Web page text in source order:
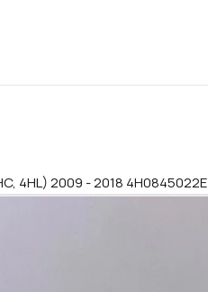
4HL) 2009 - 2018 4H0845022E